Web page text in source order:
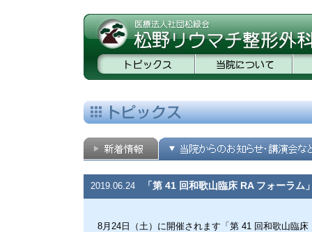
2019.06.24 「第 41 回和歌山臨床 RA フォーラム
8月24日（土）に開催されます「第 41 回和歌山臨